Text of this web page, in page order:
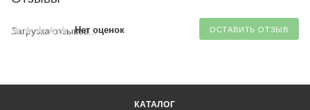
Нет оценок ОСТАВИТЬ ОТЗЫВ
Загрузка отзывов...
КАТАЛОГ